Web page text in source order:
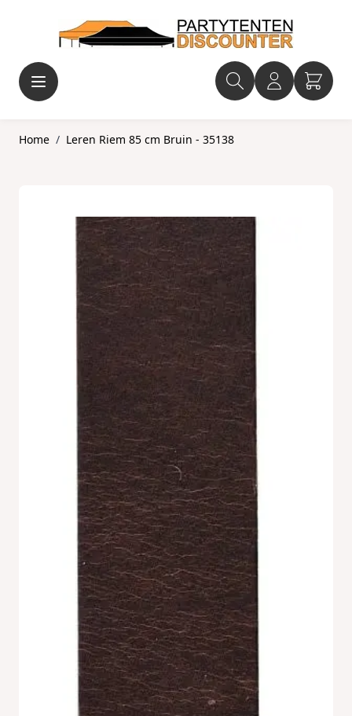
Home / Leren Riem 85 cm Bruin - 35138